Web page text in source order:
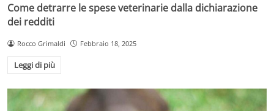
Come detrarre le spese veterinarie dalla dichiarazione
dei redditi
Rocco Grimaldi Febbraio 18, 2025
Leggi di più